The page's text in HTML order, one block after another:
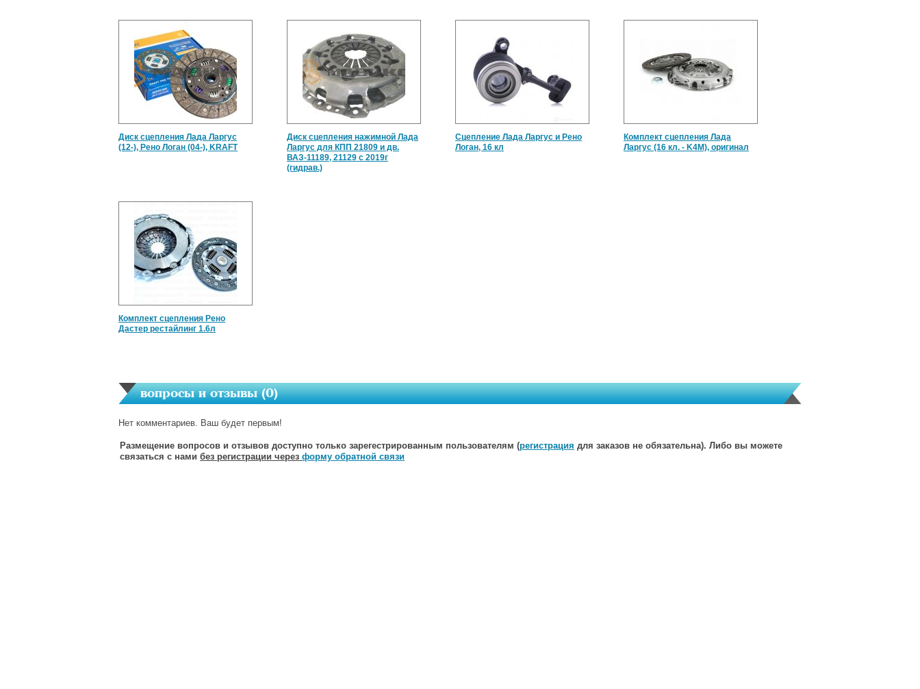
Диск сцепления Лада Ларгус
(12-), Рено Логан (04-), KRAFT
Диск сцепления нажимной Лада
Ларгус для КПП 21809 и дв.
ВАЗ-11189, 21129 с 2019г
(гидрав.)
Сцепление Лада Ларгус и Рено
Логан, 16 кл
Комплект сцепления Лада
Ларгус (16 кл. - K4M), оригинал
Комплект сцепления Рено
Дастер рестайлинг 1.6л
вопросы и отзывы (0)
Нет комментариев. Ваш будет первым!
Размещение вопросов и отзывов доступно только зарегестрированным пользователям (регистрация для заказов не обязательна). Либо вы можете
связаться с нами без регистрации через форму обратной связи